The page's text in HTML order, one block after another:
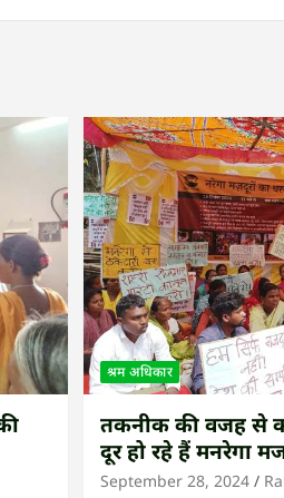
श्रम अधिकार
तकनीक की वजह से
दूर हो रहे हैं मनरेगा
September 28, 2024